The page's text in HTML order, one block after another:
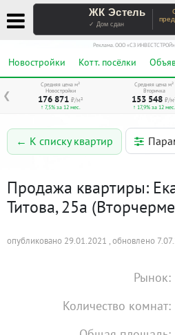
ЖК Эстель
✓ Дом сдан
Реклама. ООО «СЗ
Новостройки Котт. посёлки
❮
Средняя цена м²
Новостройки
176 871 ₽/м²
↑ 7,5% за 12 мес.
Средняя цена м²
Вторичка
153 548 ₽/
↑ 17,9% за 12 мес.
← К списку квартир
Продажа квартиры:
Титова, 25а
опубликовано 29.01.2021 , обновлено
Рынок:
Количество комнат: